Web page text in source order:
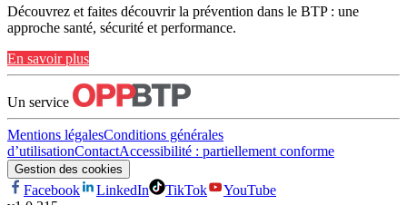
Découvrez et faites découvrir la prévention dans le BTP : une
approche santé, sécurité et performance.
En savoir plus
Un service
Mentions légalesConditions générales
d’utilisationContactAccessibilité : partiellement conforme
Gestion des cookies
Facebook LinkedIn TikTok
YouTube